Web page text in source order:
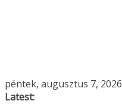
Skip
to
péntek, augusztus 7, 2026
Latest: